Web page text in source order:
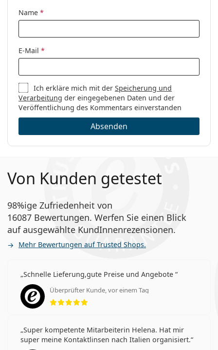
Code:
Name *
E-Mail *
Ich erkläre mich mit derSpeicherung und
Verarbeitung der eingegebenen Daten und der
Veröffentlichung des Kommentars einverstanden
Absenden
Von Kunden getestet
98%ige Zufriedenheit von
16087 Bewertungen. Werfen Sie einen Blick
auf ausgewählte KundInnenrezensionen.
Mehr Bewertungen auf Trusted Shops.
Schnelle Lieferung,gute Preise und Angebote
Überprüfter Kunde, vor einem Tag
Bewertung 5 aus 5
Super kompetente Mitarbeiterin Helena. Hat mir
super meine Kontaktlinsen nach Italien organisiert.